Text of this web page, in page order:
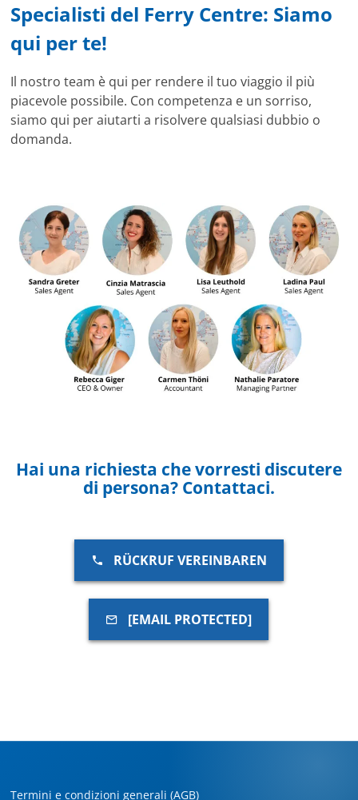
Specialisti del Ferry Centre: Siamo
qui per te!
Il nostro team è qui per rendere il tuo viaggio il più
piacevole possibile. Con competenza e un sorriso,
siamo qui per aiutarti a risolvere qualsiasi dubbio o
domanda.
Hai una richiesta che vorresti discutere
di persona? Contattaci.
RÜCKRUF VEREINBAREN
[EMAIL PROTECTED]
Termini e condizioni generali (AGB)